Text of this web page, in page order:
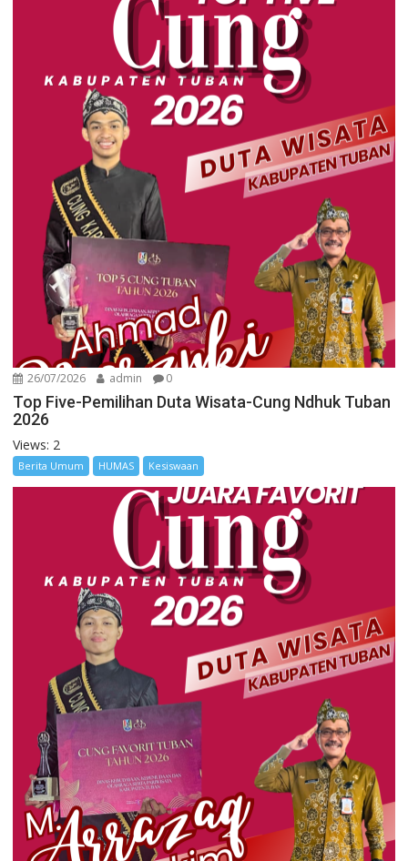
26/07/2026 admin 0
Top Five-Pemilihan Duta Wisata-Cung Ndhuk Tuban
2026
Views: 2
Berita Umum HUMAS Kesiswaan